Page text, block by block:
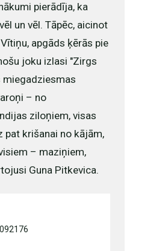
pierādīja, ka
un vēl. Tāpēc, aicinot
apgāds ķērās pie
joku izlasi "Zirgs
miegadziesmas
– no
ziloņiem, visas
pat krišanai no kājām,
– maziņiem,
Guna Pitkevica.